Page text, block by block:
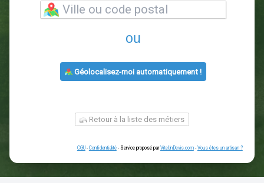
Entrez le code postal ou la
ou